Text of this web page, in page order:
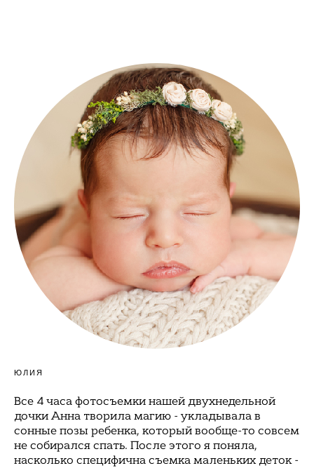
ЮЛИЯ
Все 4 часа фотосъемки нашей двухнедельной
дочки Анна творила магию - укладывала в
сонные позы ребенка, который вообще-то совсем
не собирался спать. После этого я поняла,
насколько специфична съемка маленьких деток -